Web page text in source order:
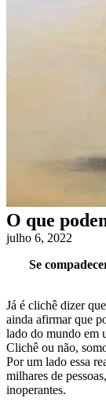
O que
julho 6, 2022
Se
Já é clichê dizer
ainda afirmar que
lado do mundo em
Clichê ou não,
Por um lado essa
milhares de
inoperantes.